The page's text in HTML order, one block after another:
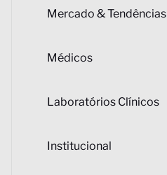
Mercado & Tendências
Médicos
Laboratórios Clínicos
Institucional